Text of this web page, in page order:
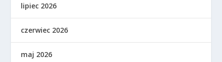
lipiec 2026
czerwiec 2026
maj 2026